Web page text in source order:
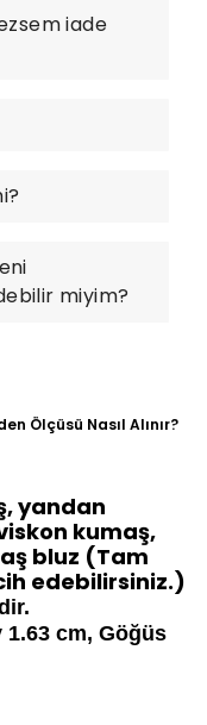
iade
miyim?
Ölçüsü Nasıl Alınır?
yandan
kumaş,
bluz (Tam
edebilirsiniz.)
1.63 cm, Göğüs